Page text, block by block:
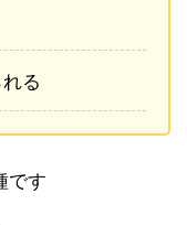
る
です